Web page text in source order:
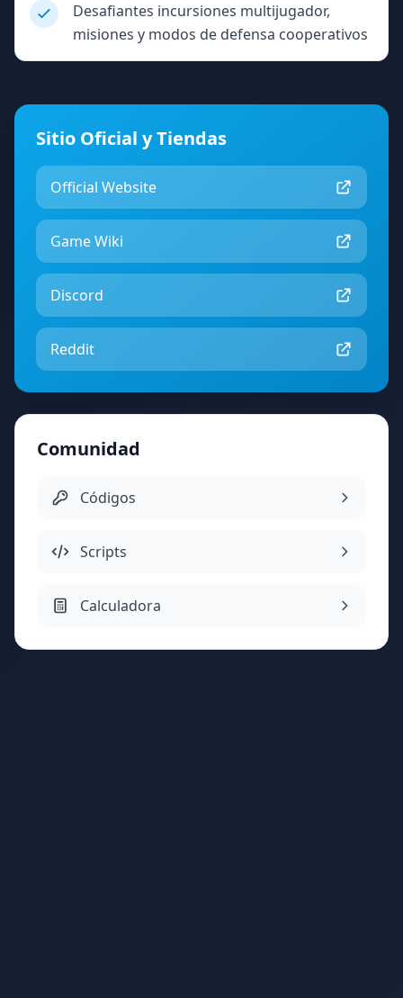
Desafiantes incursiones multijugador,
misiones y modos de defensa cooperativos
Sitio Oficial y Tiendas
Official Website
Game Wiki
Discord
Reddit
Comunidad
Códigos
Scripts
Calculadora